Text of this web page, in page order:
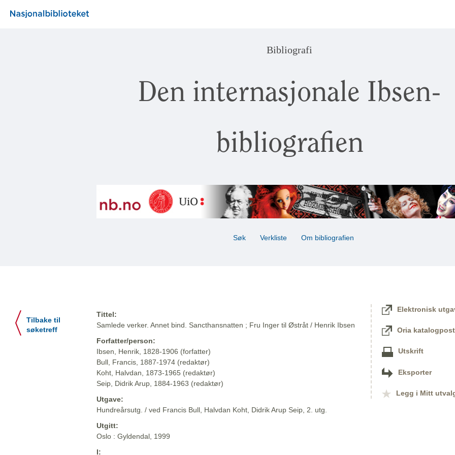
Bibliografi
Den internasjonale Ibsen-
bibliografien
Søk Verkliste Om bibliografien
Tilbake til
søketreff
Tittel:
Samlede verker. Annet bind. Sancthansnatten ; Fru Inger til Østråt / Henrik Ibsen
Forfatter/person:
Ibsen, Henrik, 1828-1906 (forfatter)
Bull, Francis, 1887-1974 (redaktør)
Koht, Halvdan, 1873-1965 (redaktør)
Seip, Didrik Arup, 1884-1963 (redaktør)
Utgave:
Hundreårsutg. / ved Francis Bull, Halvdan Koht, Didrik Arup Seip, 2. utg.
Utgitt:
Oslo : Gyldendal, 1999
I:
Elektronisk
Oria katalogpost
Utskrift
Eksporter
Legg i Mitt